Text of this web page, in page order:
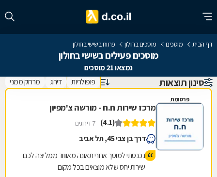
דף הבית מוסכים מוסכים בחולון פתוח בשישי בחולון
מוסכים פעילים בשישי בחולון
נמצאו 21 מוסכים
סינון תוצאות פופולריות דירוג מרחק ממני
פרסומת
מרכז שירות ח.ח - מורשה צ'מפיון
(4.1) 7 דירוגים
דרך בן צבי 45, תל אביב
נכנסתי למוסך אחרי תאונה מאווווד ממליצה לכם
שירות יחס שלא מוצאים בכל מקום